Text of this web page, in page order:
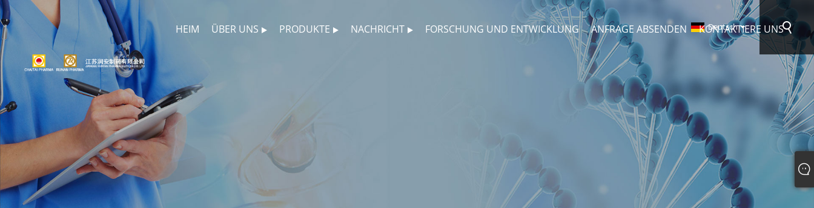
HEIM ÜBER UNS PRODUKTE NACHRICHT FORSCHUNG UND ENTWICKLUNG ANFRAGE ABSENDEN KONTAKTIERE UNS
Deutsch